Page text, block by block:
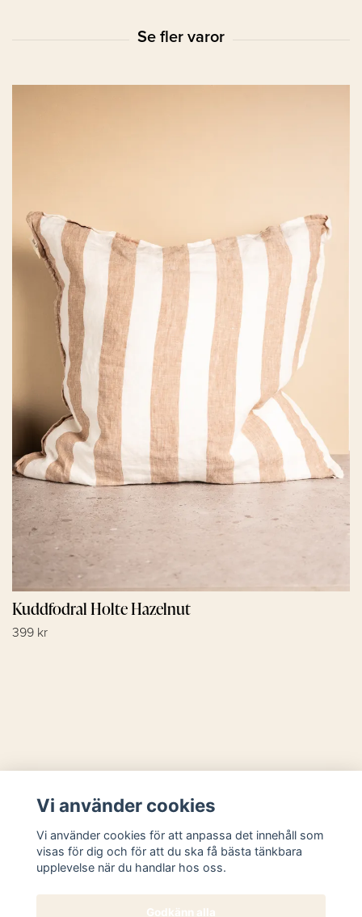
Kuddfodral Holte Hazelnut
399 kr
Sociala medier
Vi använder cookies
Vi använder cookies för att anpassa det innehåll som
visas för dig och för att du ska få bästa tänkbara
upplevelse när du handlar hos oss.
Godkänn alla